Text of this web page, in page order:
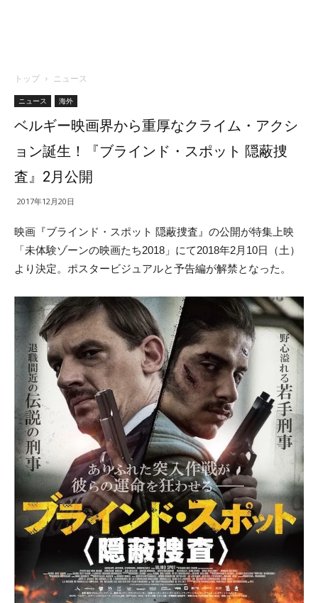
トップ ニュース
ニュース 海外
ベルギー映画界から重厚なクライム・アクシ
ョン誕生！『ブラインド・スポット 隠蔽捜
査』2月公開
2017年12月20日
映画『ブラインド・スポット 隠蔽捜査』の公開が特集上映
「未体験ゾーンの映画たち2018」にて2018年2月10日（土）
より決定。ポスタービジュアルと予告編が解禁となった。